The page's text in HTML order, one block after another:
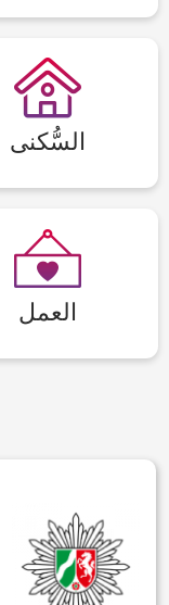
السُّكنى
العمل